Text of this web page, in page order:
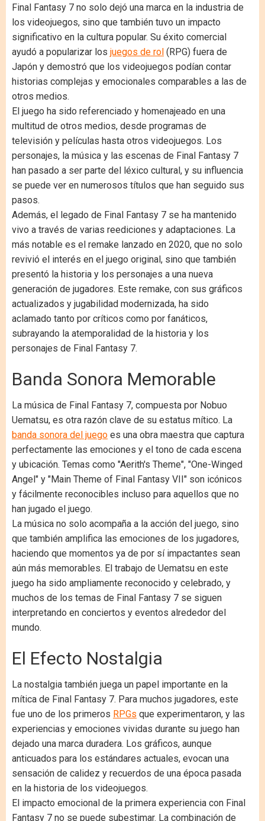
Final Fantasy 7 no solo dejó una marca en la industria de
los videojuegos, sino que también tuvo un impacto
significativo en la cultura popular. Su éxito comercial
ayudó a popularizar los juegos de rol (RPG) fuera de
Japón y demostró que los videojuegos podían contar
historias complejas y emocionales comparables a las de
otros medios.
El juego ha sido referenciado y homenajeado en una
multitud de otros medios, desde programas de
televisión y películas hasta otros videojuegos. Los
personajes, la música y las escenas de Final Fantasy 7
han pasado a ser parte del léxico cultural, y su influencia
se puede ver en numerosos títulos que han seguido sus
pasos.
Además, el legado de Final Fantasy 7 se ha mantenido
vivo a través de varias reediciones y adaptaciones. La
más notable es el remake lanzado en 2020, que no solo
revivió el interés en el juego original, sino que también
presentó la historia y los personajes a una nueva
generación de jugadores. Este remake, con sus gráficos
actualizados y jugabilidad modernizada, ha sido
aclamado tanto por críticos como por fanáticos,
subrayando la atemporalidad de la historia y los
personajes de Final Fantasy 7.
Banda Sonora Memorable
La música de Final Fantasy 7, compuesta por Nobuo
Uematsu, es otra razón clave de su estatus mítico. La
banda sonora del juego es una obra maestra que captura
perfectamente las emociones y el tono de cada escena
y ubicación. Temas como "Aerith's Theme", "One-Winged
Angel" y "Main Theme of Final Fantasy VII" son icónicos
y fácilmente reconocibles incluso para aquellos que no
han jugado el juego.
La música no solo acompaña a la acción del juego, sino
que también amplifica las emociones de los jugadores,
haciendo que momentos ya de por sí impactantes sean
aún más memorables. El trabajo de Uematsu en este
juego ha sido ampliamente reconocido y celebrado, y
muchos de los temas de Final Fantasy 7 se siguen
interpretando en conciertos y eventos alrededor del
mundo.
El Efecto Nostalgia
La nostalgia también juega un papel importante en la
mítica de Final Fantasy 7. Para muchos jugadores, este
fue uno de los primeros RPGs que experimentaron, y las
experiencias y emociones vividas durante su juego han
dejado una marca duradera. Los gráficos, aunque
anticuados para los estándares actuales, evocan una
sensación de calidez y recuerdos de una época pasada
en la historia de los videojuegos.
El impacto emocional de la primera experiencia con Final
Fantasy 7 no se puede subestimar. La combinación de